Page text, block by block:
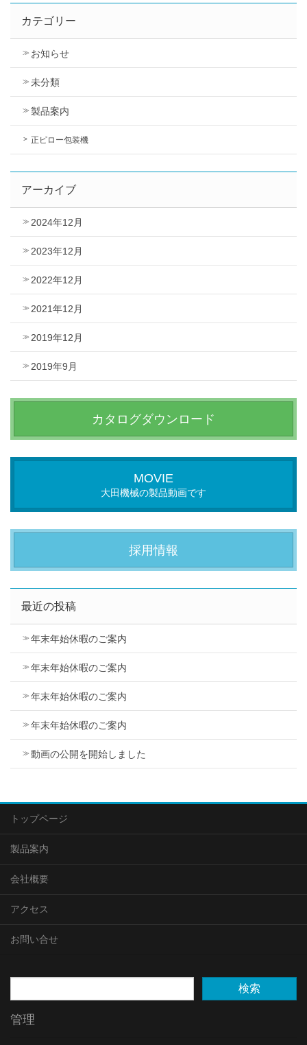
カテゴリー
お知らせ
未分類
製品案内
正ピロー包装機
アーカイブ
2024年12月
2023年12月
2022年12月
2021年12月
2019年12月
2019年9月
カタログダウンロード
MOVIE
大田機械の製品動画です
採用情報
最近の投稿
年末年始休暇のご案内
年末年始休暇のご案内
年末年始休暇のご案内
年末年始休暇のご案内
動画の公開を開始しました
トップページ
製品案内
会社概要
アクセス
お問い合せ
管理